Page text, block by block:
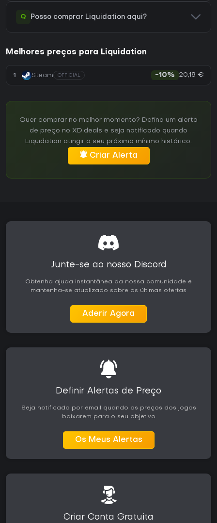
Q Posso comprar Liquidation aqui?
Melhores preços para Liquidation
1 Steam OFFICIAL -10% 20,18 €
Quer comprar no melhor momento? Defina um alerta
de preço no XD.deals e seja notificado quando
Liquidation atingir o seu próximo mínimo histórico.
Criar Alerta
Junte-se ao nosso Discord
Obtenha ajuda instantânea da nossa comunidade e
mantenha-se atualizado sobre as últimas ofertas
Aderir Agora
Definir Alertas de Preço
Seja notificado por email quando os preços dos jogos
baixarem para o seu objetivo
Os Meus Alertas
Criar Conta Gratuita